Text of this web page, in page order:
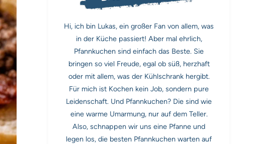
Hi, ich bin Lukas, ein großer Fan von allem, was
in der Küche passiert! Aber mal ehrlich,
Pfannkuchen sind einfach das Beste. Sie
bringen so viel Freude, egal ob süß, herzhaft
oder mit allem, was der Kühlschrank hergibt.
Für mich ist Kochen kein Job, sondern pure
Leidenschaft. Und Pfannkuchen? Die sind wie
eine warme Umarmung, nur auf dem Teller.
Also, schnappen wir uns eine Pfanne und
legen los, die besten Pfannkuchen warten auf